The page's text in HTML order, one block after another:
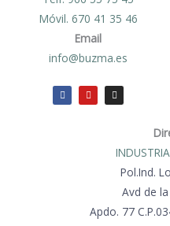
Móvil. 670 41 35 46
Email
info@buzma.es
F
a
Y
o
I
n
r
a
mPol.Ind.
Avd de
Apdo. 77